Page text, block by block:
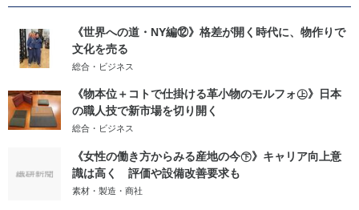
《世界への道・NY編⑫》格差が開く時代に、物作りで
文化を売る
総合・ビジネス
《物本位＋コトで仕掛ける革小物のモルフォ㊤》日本
の職人技で新市場を切り開く
総合・ビジネス
《女性の働き方からみる産地の今㊦》キャリア向上意
識は高く 評価や設備改善要求も
素材・製造・商社